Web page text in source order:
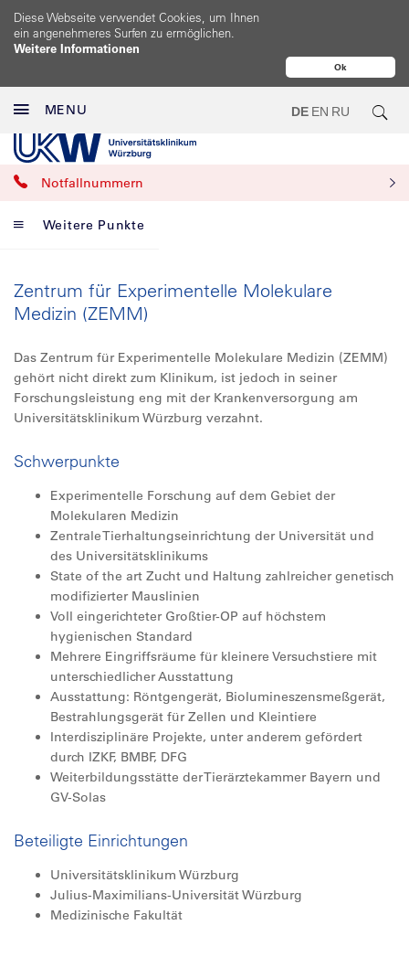
Ok
Diese Webseite verwendet Cookies, um Ihnen
ein angenehmeres Surfen zu ermöglichen.
Weitere Informationen
MENU DE EN RU
Notfallnummern
Weitere Punkte
Zentrum für Experimentelle Molekulare
Medizin (ZEMM)
Das Zentrum für Experimentelle Molekulare Medizin (ZEMM)
gehört nicht direkt zum Klinikum, ist jedoch in seiner
Forschungsleistung eng mit der Krankenversorgung am
Universitätsklinikum Würzburg verzahnt.
Schwerpunkte
Experimentelle Forschung auf dem Gebiet der
Molekularen Medizin
Zentrale Tierhaltungseinrichtung der Universität und
des Universitätsklinikums
State of the art Zucht und Haltung zahlreicher genetisch
modifizierter Mauslinien
Voll eingerichteter Großtier-OP auf höchstem
hygienischen Standard
Mehrere Eingriffsräume für kleinere Versuchstiere mit
unterschiedlicher Ausstattung
Ausstattung: Röntgengerät, Biolumineszensmeßgerät,
Bestrahlungsgerät für Zellen und Kleintiere
Interdisziplinäre Projekte, unter anderem gefördert
durch IZKF, BMBF, DFG
Weiterbildungsstätte der Tierärztekammer Bayern und
GV-Solas
Beteiligte Einrichtungen
Universitätsklinikum Würzburg
Julius-Maximilians-Universität Würzburg
Medizinische Fakultät